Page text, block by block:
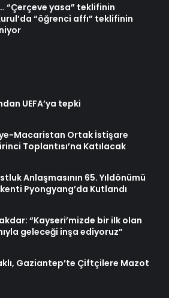
“Çerçeve yasa” teklifinin
“öğrenci affı” teklifinin
UEFA’ya tepki
Macaristan Ortak İstişare
Toplantısı’na Katılacak
Anlaşmasının 65. Yıldönümü
Pyongyang’da Kutlandı
“Kayseri’mizde bir ilk olan
geleceği inşa ediyoruz”
Gaziantep’te Çiftçilere Mazot